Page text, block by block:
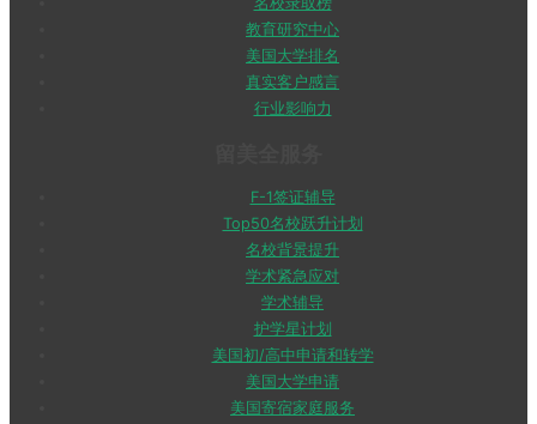
教育研究中心
美国大学排名
真实客户感言
行业影响力
F-1签证辅导
Top50名校跃升计划
名校背景提升
学术紧急应对
学术辅导
护学星计划
美国初/高中申请和转学
美国大学申请
美国寄宿家庭服务